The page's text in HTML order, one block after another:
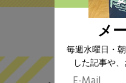
メ
毎週水曜日・
した記事や